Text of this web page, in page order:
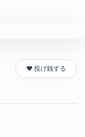
❤️ 投げ銭する